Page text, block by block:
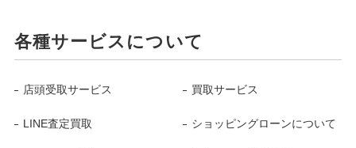
各種サービスについて
店頭受取サービス 買取サービス
LINE査定買取 ショッピングローンについて